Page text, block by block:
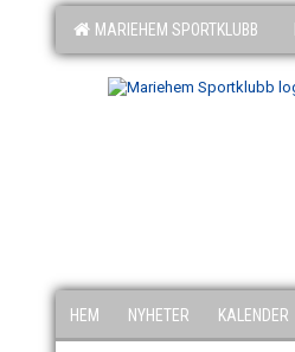
MARIEHEM SPORTKLUBB
HEM NYHETER KALENDER